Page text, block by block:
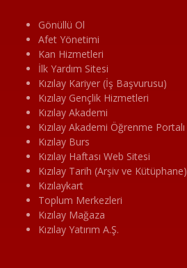
Gönüllü Ol
Afet Yönetimi
Kan Hizmetleri
İlk Yardım Sitesi
Kızılay Kariyer (İş Başvurusu)
Kızılay Gençlik Hizmetleri
Kızılay Akademi
Kızılay Akademi Öğrenme Portalı
Kızılay Burs
Kızılay Haftası Web Sitesi
Kızılay Tarih (Arşiv ve Kütüphane)
Kızılaykart
Toplum Merkezleri
Kızılay Mağaza
Kızılay Yatırım A.Ş.